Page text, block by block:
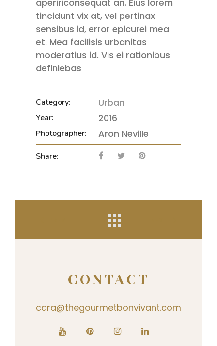
apeririconsequat an. Eius lorem
tincidunt vix at, vel pertinax
sensibus id, error epicurei mea
et. Mea facilisis urbanitas
moderatius id. Vis ei rationibus
definiebas
Category: Urban
Year: 2016
Photographer: Aron Neville
Share:
CONTACT
cara@thegourmetbonvivant.com